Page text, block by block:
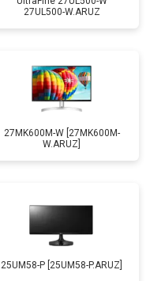
27UL500-W.ARUZ
27MK600M-W [27MK600M-
W.ARUZ]
25UM58-P [25UM58-P.ARUZ]